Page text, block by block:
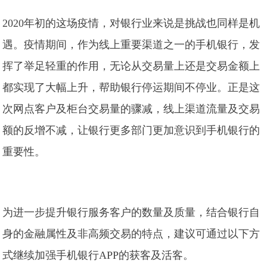
2020年初的这场疫情，对银行业来说是挑战也同样是机
遇。疫情期间，作为线上重要渠道之一的手机银行，发
挥了举足轻重的作用，无论从交易量上还是交易金额上
都实现了大幅上升，帮助银行停运期间不停业。正是这
次网点客户及柜台交易量的骤减，线上渠道流量及交易
额的反增不减，让银行更多部门更加意识到手机银行的
重要性。
为进一步提升银行服务客户的数量及质量，结合银行自
身的金融属性及非高频交易的特点，建议可通过以下方
式继续加强手机银行APP的获客及活客。